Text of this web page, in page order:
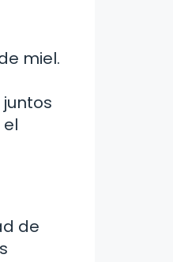
miel.
de